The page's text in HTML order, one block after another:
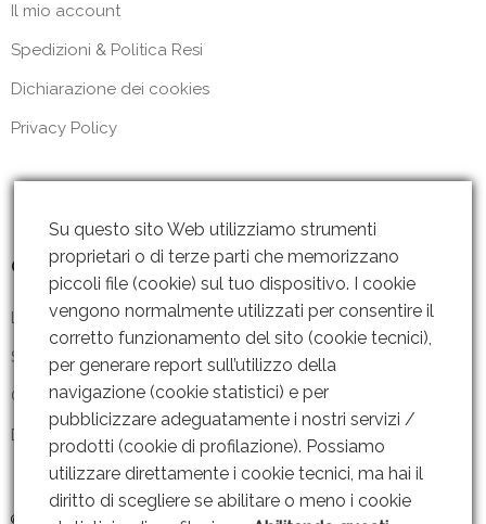
Il mio account
Spedizioni & Politica Resi
Dichiarazione dei cookies
Privacy Policy
Contattaci
Lun – Ven: 8 – 18.30
Sabato: Chiuso
Contattaci
Dove siamo
© 2019 GRUPPO AMMENDOLA s.r.l P. IVA: 06221451211 |Web Design By
Su questo sito Web utilizziamo strumenti
proprietari o di terze parti che memorizzano
piccoli file (cookie) sul tuo dispositivo. I cookie
vengono normalmente utilizzati per consentire il
corretto funzionamento del sito (cookie tecnici),
per generare report sull’utilizzo della
navigazione (cookie statistici) e per
pubblicizzare adeguatamente i nostri servizi /
prodotti (cookie di profilazione). Possiamo
utilizzare direttamente i cookie tecnici, ma hai il
diritto di scegliere se abilitare o meno i cookie